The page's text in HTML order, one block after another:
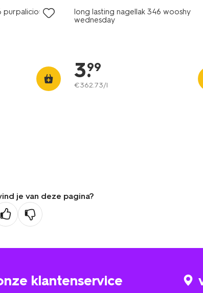
purpalicious
long lasting nagellak 346 wooshy
wednesday
3.
99
€362.73/l
je van deze pagina?
klantenservice